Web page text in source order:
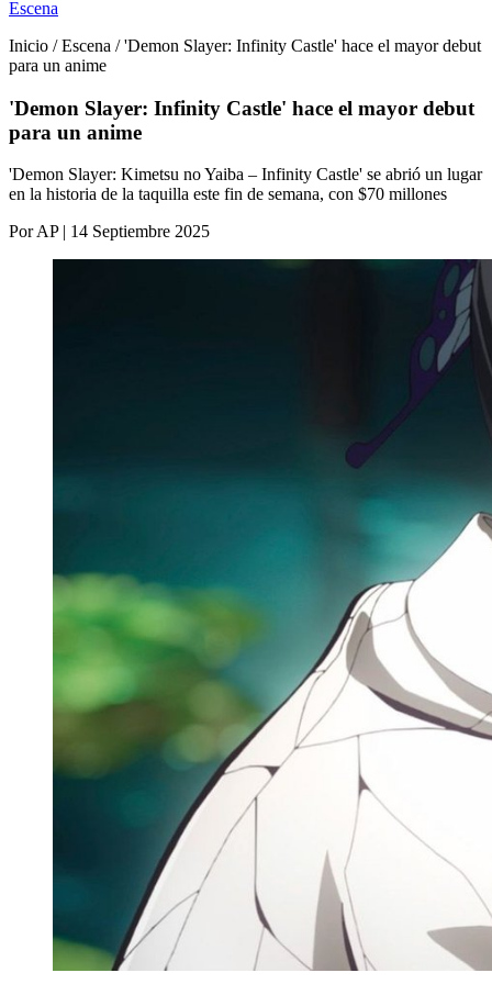
Escena
Inicio / Escena / 'Demon Slayer: Infinity Castle' hace el mayor debut
para un anime
'Demon Slayer: Infinity Castle' hace el mayor debut
para un anime
'Demon Slayer: Kimetsu no Yaiba – Infinity Castle' se abrió un lugar
en la historia de la taquilla este fin de semana, con $70 millones
Por AP | 14 Septiembre 2025